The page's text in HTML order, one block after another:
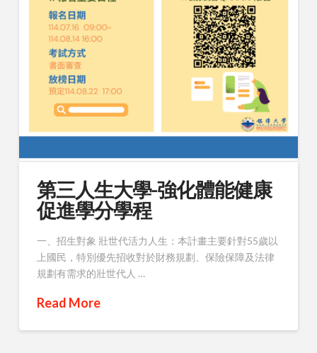
第三人生大學-強化體能健康
促進學分學程
一、招生對象 壯世代活力人生：本計畫主要針對55歲以
上國民，特別優先招收對於財務規劃、保險保障及法律
規劃有需求的壯世代人 …
Read More